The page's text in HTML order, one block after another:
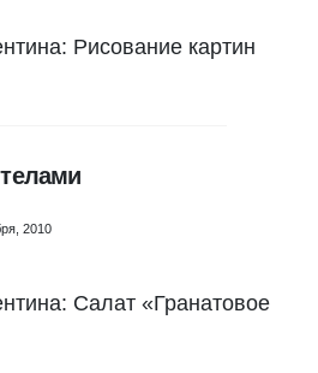
2010